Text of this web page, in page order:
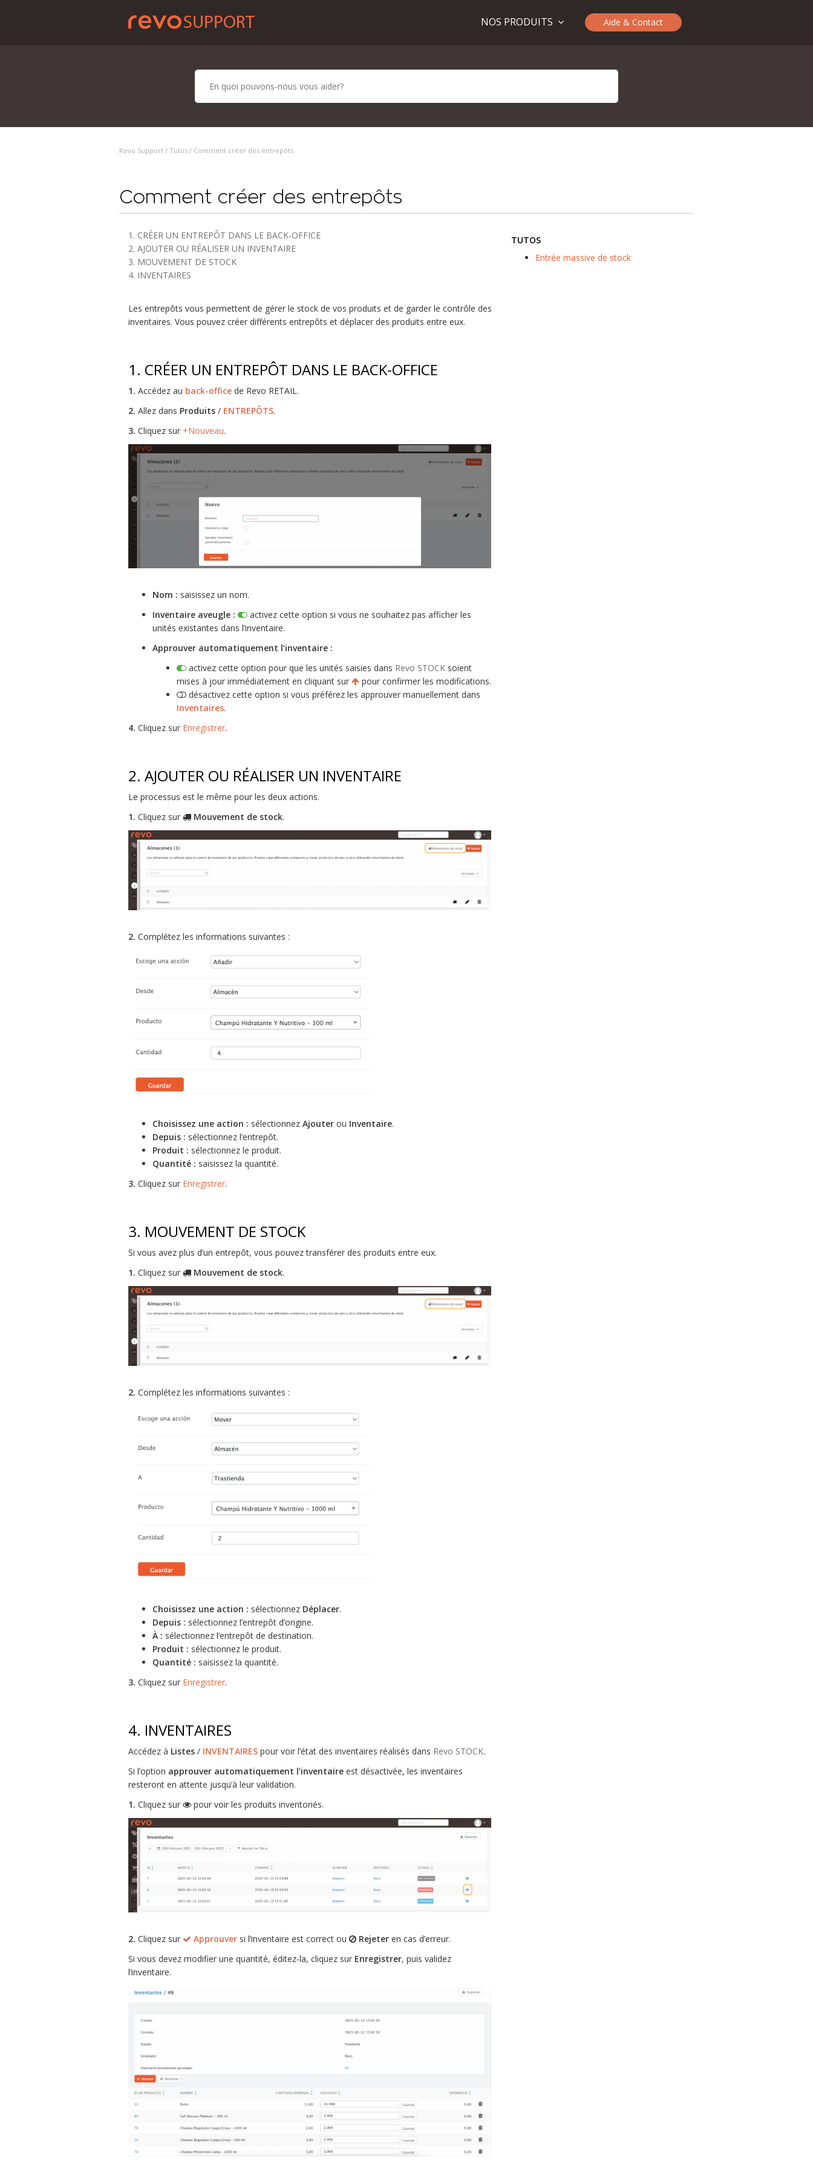
Aide & Contact
NOS PRODUITS
Revo Support / Tutos / Comment créer des entrepôts
Comment créer des entrepôts
1. CRÉER UN ENTREPÔT DANS LE BACK-OFFICE
2. AJOUTER OU RÉALISER UN INVENTAIRE
3. MOUVEMENT DE STOCK
4. INVENTAIRES
Les entrepôts vous permettent de gérer le stock de vos produits et de garder le contrôle des
inventaires. Vous pouvez créer différents entrepôts et déplacer des produits entre eux.
1. CRÉER UN ENTREPÔT DANS LE BACK-OFFICE
1. Accédez au back-office de Revo RETAIL.
2. Allez dans Produits / ENTREPÔTS.
3. Cliquez sur +Nouveau.
Nom : saisissez un nom.
Inventaire aveugle :
activez cette option si vous ne souhaitez pas afficher les
unités existantes dans l’inventaire.
Approuver automatiquement l’inventaire :
activez cette option pour que les unités saisies dans Revo STOCK soient
mises à jour immédiatement en cliquant sur
pour confirmer les modifications.
désactivez cette option si vous préférez les approuver manuellement dans
Inventaires.
4. Cliquez sur Enregistrer.
2. AJOUTER OU RÉALISER UN INVENTAIRE
Le processus est le même pour les deux actions.
1. Cliquez sur Mouvement de stock.
2. Complétez les informations suivantes :
Choisissez une action : sélectionnez Ajouter ou Inventaire.
Depuis : sélectionnez l’entrepôt.
Produit : sélectionnez le produit.
Quantité : saisissez la quantité.
3. Cliquez sur Enregistrer.
3. MOUVEMENT DE STOCK
Si vous avez plus d’un entrepôt, vous pouvez transférer des produits entre eux.
1. Cliquez sur Mouvement de stock.
2. Complétez les informations suivantes :
Choisissez une action : sélectionnez Déplacer.
Depuis : sélectionnez l’entrepôt d’origine.
À : sélectionnez l’entrepôt de destination.
Produit : sélectionnez le produit.
Quantité : saisissez la quantité.
3. Cliquez sur Enregistrer.
4. INVENTAIRES
Accédez à Listes / INVENTAIRES pour voir l’état des inventaires réalisés dans Revo STOCK.
Si l’option approuver automatiquement l’inventaire est désactivée, les inventaires
resteront en attente jusqu’à leur validation.
1. Cliquez sur pour voir les produits inventoriés.
2. Cliquez sur Approuver si l’inventaire est correct ou Rejeter en cas d’erreur.
Si vous devez modifier une quantité, éditez-la, cliquez sur Enregistrer, puis validez
l’inventaire.
TUTOS
Entrée massive de stock